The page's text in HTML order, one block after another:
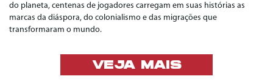
do planeta, centenas de jogadores carregam em suas histórias as
marcas da diáspora, do colonialismo e das migrações que
transformaram o mundo.
VEJA MAIS